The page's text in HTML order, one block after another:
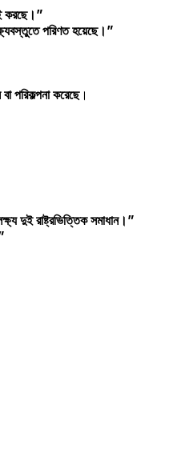
করছে।”
পরিণত হয়েছে।”
পরিকল্পনা করেছে।
দুই রাষ্ট্রভিত্তিক সমাধান।”